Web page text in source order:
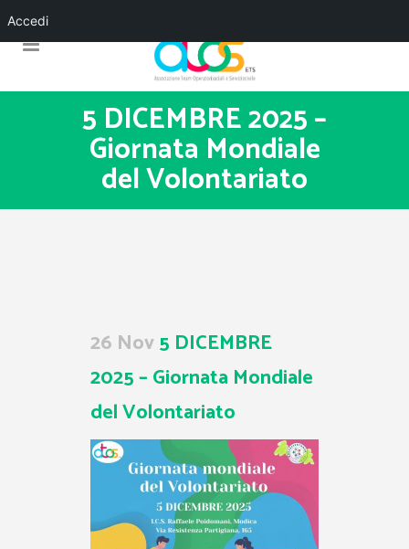
5 DICEMBRE 2025 –
Giornata Mondiale
del Volontariato
26 Nov5 DICEMBRE
2025 – Giornata Mondiale
del Volontariato
Accedi